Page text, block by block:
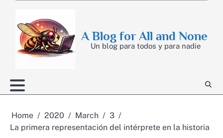
content
A Blog for All and None
Un blog para todos y para nadie
Home 2020 March
3
La primera representación del intérprete en la historia